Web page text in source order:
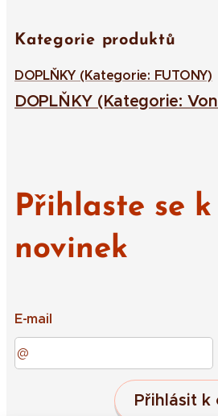
Kategorie produktů
DOPLŇKY (Kategorie: FUTONY)
DOPLŇKY (Kategorie:
Přihlaste se
novinek
E-mail
Přihlásit k